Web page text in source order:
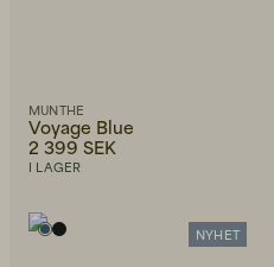
MUNTHE
Voyage Blue
2 399 SEK
I LAGER
NYHET